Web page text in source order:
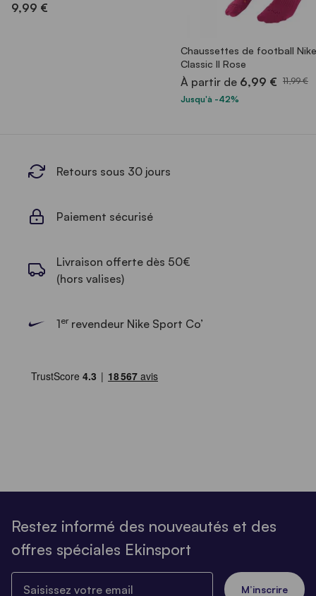
9,99 €
Chaussettes de football Nike
Classic II Rose
À partir de 6,99 € 11,99 €
Jusqu'à -42%
Retours sous 30 jours
Paiement sécurisé
Livraison offerte dès 50€
(hors valises)
1errevendeur Nike Sport Co’
Restez informé des nouveautés et des
offres spéciales Ekinsport
M’inscrire